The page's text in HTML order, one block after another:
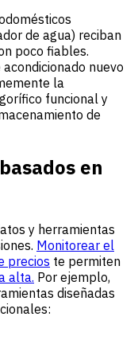
de agua) reciban
poco fiables.
nuevo
la
funcional y
de
en
y herramientas
Monitorear el
precios te permiten
alta. Por ejemplo,
diseñadas